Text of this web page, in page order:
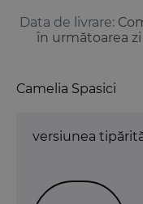
Camelia Spasici
Data de livrare:
în următoarea
versiunea